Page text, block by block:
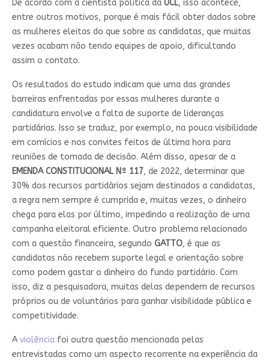
De acordo com a cientista política da UCL, isso acontece,
entre outros motivos, porque é mais fácil obter dados sobre
as mulheres eleitas do que sobre as candidatas, que muitas
vezes acabam não tendo equipes de apoio, dificultando
assim o contato.
Os resultados do estudo indicam que uma das grandes
barreiras enfrentadas por essas mulheres durante a
candidatura envolve a falta de suporte de lideranças
partidárias. Isso se traduz, por exemplo, na pouca visibilidade
em comícios e nos convites feitos de última hora para
reuniões de tomada de decisão. Além disso, apesar de a
EMENDA CONSTITUCIONAL Nº 117, de 2022, determinar que
30% dos recursos partidários sejam destinados a candidatas,
a regra nem sempre é cumprida e, muitas vezes, o dinheiro
chega para elas por último, impedindo a realização de uma
campanha eleitoral eficiente. Outro problema relacionado
com a questão financeira, segundo GATTO, é que as
candidatas não recebem suporte legal e orientação sobre
como podem gastar o dinheiro do fundo partidário. Com
isso, diz a pesquisadora, muitas delas dependem de recursos
próprios ou de voluntários para ganhar visibilidade pública e
competitividade.
A violência foi outra questão mencionada pelas
entrevistadas como um aspecto recorrente na experiência da